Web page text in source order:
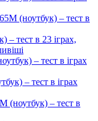
(ноутбук) – тест в
– тест в 23 іграх,
– тест в іграх
– тест в іграх
(ноутбук) – тест в